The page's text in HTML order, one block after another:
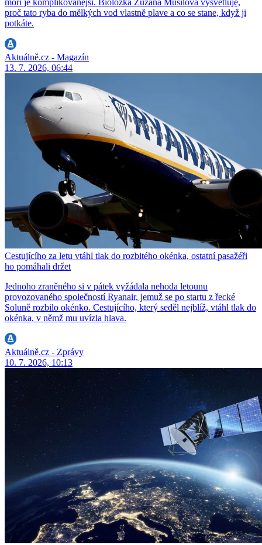
moři je komplikovanější. Bioložka Zuzana Musilová vysvětluje,
proč tato ryba do mělkých vod vlastně plave a co se stane, když ji
potkáte.
Aktuálně.cz - Magazín
13. 7. 2026, 06:44
Cestujícího za letu vtáhl tlak do rozbitého okénka, ostatní pasažéři
ho pomáhali držet
Jednoho zraněného si v pátek vyžádala nehoda letounu
provozovaného společností Ryanair, jemuž se po startu z řecké
Soluně rozbilo okénko. Cestujícího, který seděl nejblíž, vtáhl tlak do
okénka, v němž mu uvízla hlava.
Aktuálně.cz - Zprávy
10. 7. 2026, 10:13